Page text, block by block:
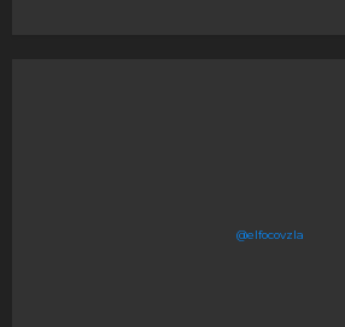
@elfocovzla